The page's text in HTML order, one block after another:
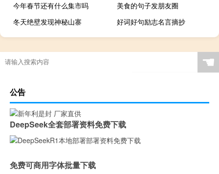
今年春节还有什么集市吗
美食的句子发朋友圈
冬天绝壁发现神秘山寨
好词好句励志名言摘抄
☚
公告
DeepSeek全套部署资料免费下载
免费可商用字体批量下载